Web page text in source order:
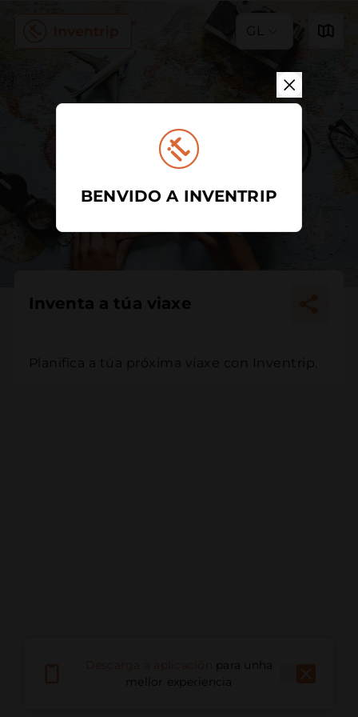
GL
Inventa a túa viaxe
Planifica a túa próxima viaxe con Inventrip.
para unha
mellor experiencia
BENVIDO A INVENTRIP